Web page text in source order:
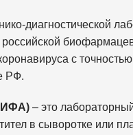
диагностической
российской
с
РФ.
– это
в сыворотке или